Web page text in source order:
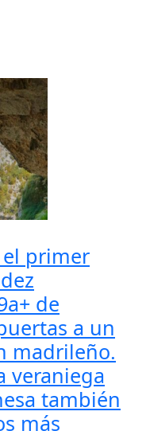
el primer
de
a un
madrileño.
veraniega
también
más